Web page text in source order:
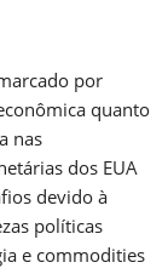
por
quanto
nas
dos EUA
devido à
políticas
e commodities